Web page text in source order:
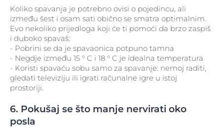
Koliko spavanja je potrebno ovisi o pojedincu, ali
između šest i osam sati obično se smatra optimalnim.
Evo nekoliko prijedloga koji će ti pomoći da brzo zaspiš
i duboko spavaš:
- Pobrini se da je spavaonica potpuno tamna
- Negdje između 15 ° C i 18 ° C je idealna temperatura
- Koristi spavaću sobu samo za spavanje: nemoj raditi,
gledati televiziju ili igrati računalne igre u istoj
prostoriji.
6. Pokušaj se što manje nervirati oko
posla